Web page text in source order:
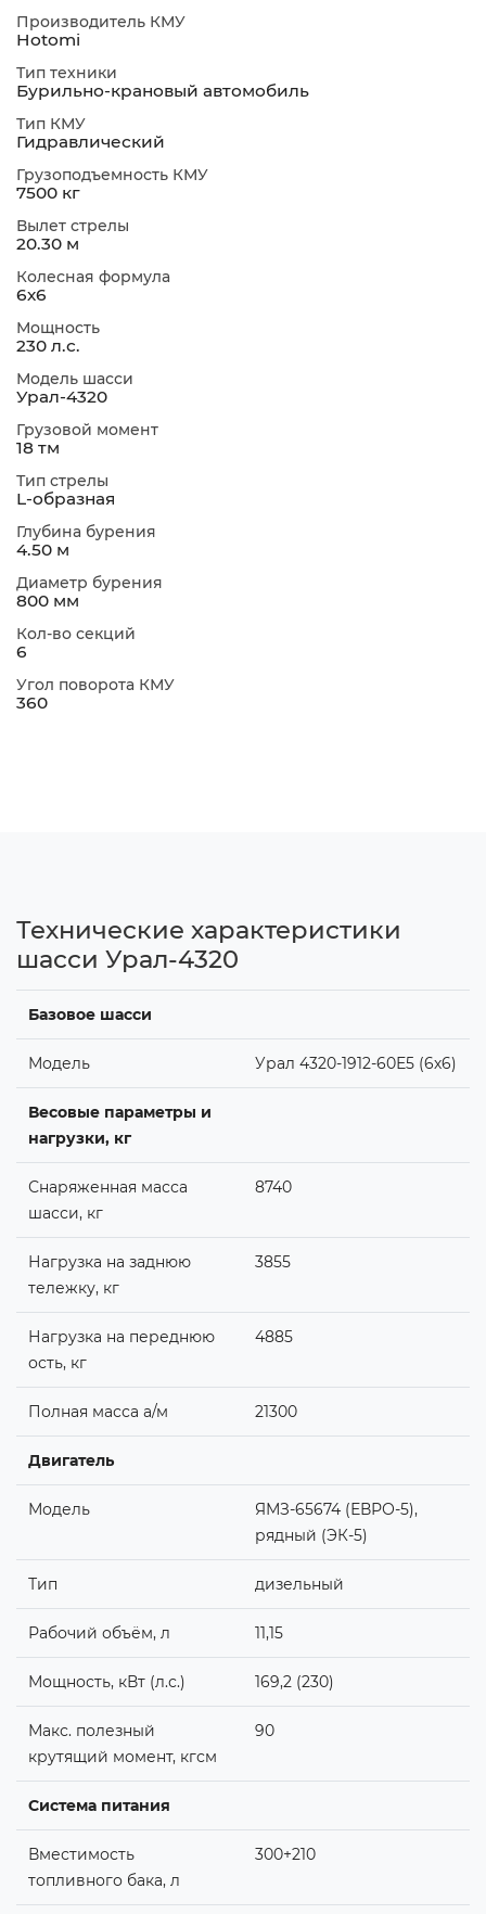
Производитель КМУ
Hotomi
Тип техники
Бурильно-крановый автомобиль
Тип КМУ
Гидравлический
Грузоподъемность КМУ
7500 кг
Вылет стрелы
20.30 м
Колесная формула
6х6
Мощность
230 л.с.
Модель шасси
Урал-4320
Грузовой момент
18 тм
Тип стрелы
L-образная
Глубина бурения
4.50 м
Диаметр бурения
800 мм
Кол-во секций
6
Угол поворота КМУ
360
Технические характеристики
шасси Урал-4320
Базовое шасси
Модель Урал 4320-1912-60Е5 (6х6)
Весовые параметры и
нагрузки, кг
Снаряженная масса
шасси, кг
8740
Нагрузка на заднюю
тележку, кг
3855
Нагрузка на переднюю
ость, кг
4885
Полная масса а/м 21300
Двигатель
Модель
ЯМЗ-65674 (ЕВРО-5),
рядный (ЭК-5)
Тип дизельный
Рабочий объём, л 11,15
Мощность, кВт (л.с.) 169,2 (230)
Макс. полезный
крутящий момент, кгсм
90
Система питания
Вместимость
топливного бака, л
300+210